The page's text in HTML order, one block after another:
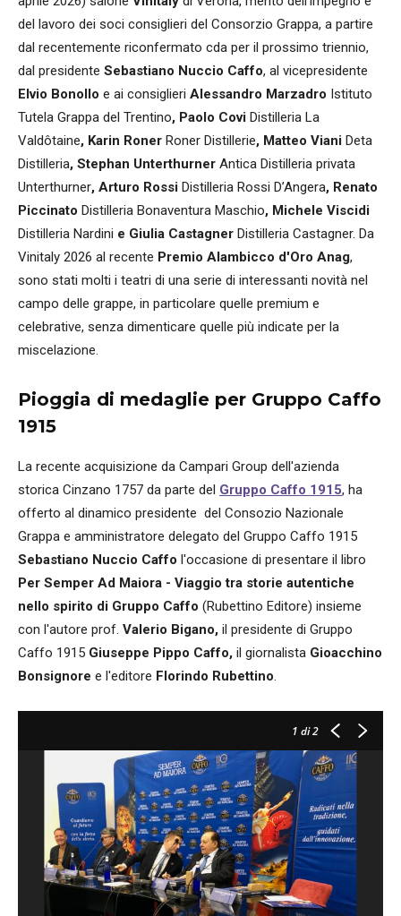
del lavoro dei soci consiglieri del Consorzio Grappa, a partire
dal recentemente riconfermato cda per il prossimo triennio,
dal presidente Sebastiano Nuccio Caffo, al vicepresidente
Elvio Bonollo e ai consiglieri Alessandro Marzadro Istituto
Tutela Grappa del Trentino, Paolo Covi Distilleria La
Valdôtaine, Karin Roner Roner Distillerie, Matteo Viani Deta
Distilleria, Stephan Unterthurner Antica Distilleria privata
Unterthurner, Arturo Rossi Distilleria Rossi D’Angera, Renato
Piccinato Distilleria Bonaventura Maschio, Michele Viscidi
Distilleria Nardini e Giulia Castagner Distilleria Castagner. Da
Vinitaly 2026 al recente Premio Alambicco d'Oro Anag,
sono stati molti i teatri di una serie di interessanti novità nel
campo delle grappe, in particolare quelle premium e
celebrative, senza dimenticare quelle più indicate per la
miscelazione.
Pioggia di medaglie per Gruppo Caffo
1915
La recente acquisizione da Campari Group dell'azienda
storica Cinzano 1757 da parte del Gruppo Caffo 1915, ha
offerto al dinamico presidente del Consozio Nazionale
Grappa e amministratore delegato del Gruppo Caffo 1915
Sebastiano Nuccio Caffo l'occasione di presentare il libro
Per Semper Ad Maiora - Viaggio tra storie autentiche
nello spirito di Gruppo Caffo (Rubettino Editore) insieme
con l'autore prof. Valerio Bigano, il presidente di Gruppo
Caffo 1915 Giuseppe Pippo Caffo, il giornalista Gioacchino
Bonsignore e l'editore Florindo Rubettino
1 di 2